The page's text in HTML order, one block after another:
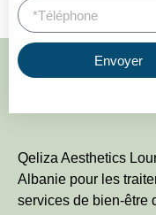
Envoyer
Qeliza Aesthetics
Albanie pour les
services de bien-être